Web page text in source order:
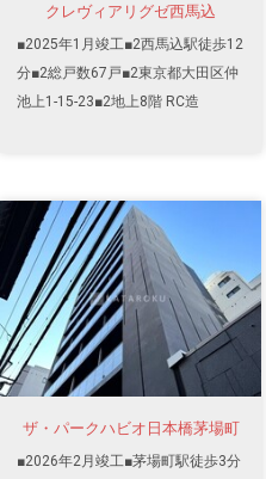
クレヴィアリグゼ西馬込
■2025年1月竣工■2西馬込駅徒歩12
分■2総戸数67戸■2東京都大田区仲
池上1-15-23■2地上8階 RC造
ザ・パークハビオ日本橋茅場町
■2026年2月竣工■茅場町駅徒歩3分